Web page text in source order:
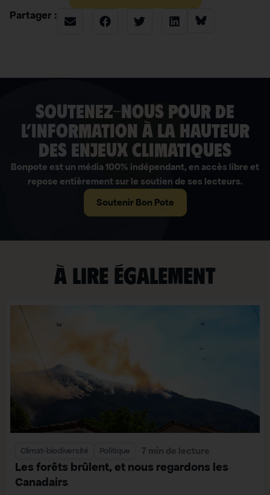
Partager :
soutenez-nous pour de
l’information à la hauteur
des enjeux climatiques
Bonpote est un média 100% indépendant, en accès libre et
repose entièrement sur le soutien de ses lecteurs.
Soutenir Bon Pote
À lire également
Climat-biodiversité Politique 7 min de lecture
Les forêts brûlent, et nous regardons les
Canadairs